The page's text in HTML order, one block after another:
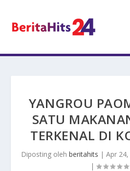
YANGROU
SATU
TERKENAL DI
Diposting oleh beritahits | Apr
|